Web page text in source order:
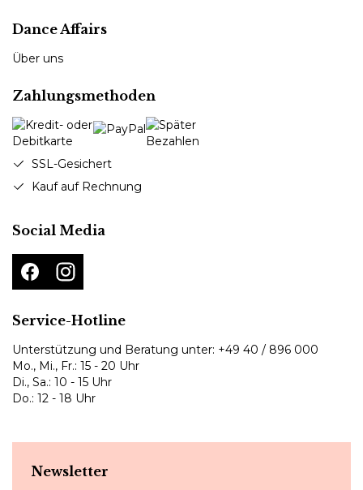
Dance Affairs
Über uns
Zahlungsmethoden
SSL-Gesichert
Kauf auf Rechnung
Social Media
Service-Hotline
Unterstützung und Beratung unter: +49 40 / 896 000
Mo., Mi., Fr.: 15 - 20 Uhr
Di., Sa.: 10 - 15 Uhr
Do.: 12 - 18 Uhr
Newsletter